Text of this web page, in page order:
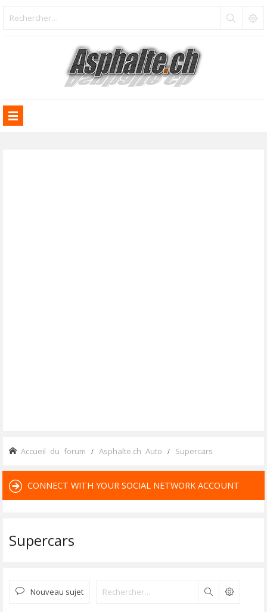
Accueil du forum Asphalte.ch Auto Supercars
CONNECT WITH YOUR SOCIAL NETWORK ACCOUNT
Supercars
Nouveau sujet Rechercher